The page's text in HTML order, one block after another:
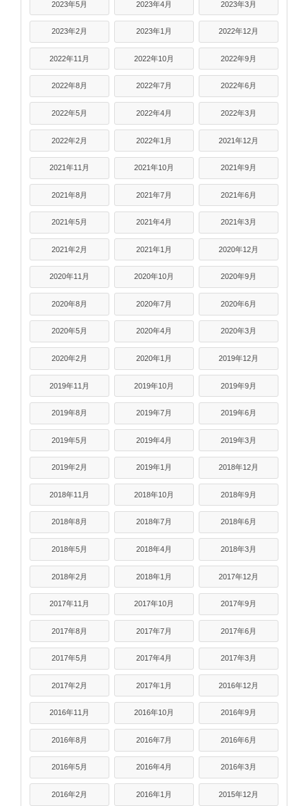
2023年5月 2023年4月 2023年3月
2023年2月 2023年1月 2022年12月
2022年11月 2022年10月 2022年9月
2022年8月 2022年7月 2022年6月
2022年5月 2022年4月 2022年3月
2022年2月 2022年1月 2021年12月
2021年11月 2021年10月 2021年9月
2021年8月 2021年7月 2021年6月
2021年5月 2021年4月 2021年3月
2021年2月 2021年1月 2020年12月
2020年11月 2020年10月 2020年9月
2020年8月 2020年7月 2020年6月
2020年5月 2020年4月 2020年3月
2020年2月 2020年1月 2019年12月
2019年11月 2019年10月 2019年9月
2019年8月 2019年7月 2019年6月
2019年5月 2019年4月 2019年3月
2019年2月 2019年1月 2018年12月
2018年11月 2018年10月 2018年9月
2018年8月 2018年7月 2018年6月
2018年5月 2018年4月 2018年3月
2018年2月 2018年1月 2017年12月
2017年11月 2017年10月 2017年9月
2017年8月 2017年7月 2017年6月
2017年5月 2017年4月 2017年3月
2017年2月 2017年1月 2016年12月
2016年11月 2016年10月 2016年9月
2016年8月 2016年7月 2016年6月
2016年5月 2016年4月 2016年3月
2016年2月 2016年1月 2015年12月